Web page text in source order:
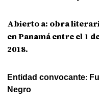
Abierto a: obra
en Panamá entre el 1
2018.
Entidad convocante:
Negro